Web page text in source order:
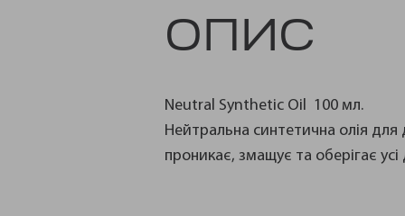
ОПИС
Neutral Synthetic Oil 100 мл.
Нейтральна синтетична олія для
проникає, змащує та оберігає